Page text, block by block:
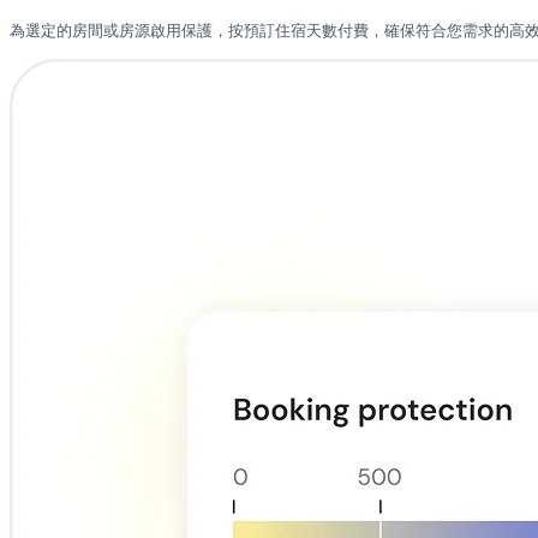
為選定的房間或房源啟用保護，按預訂住宿天數付費，確保符合您需求的高